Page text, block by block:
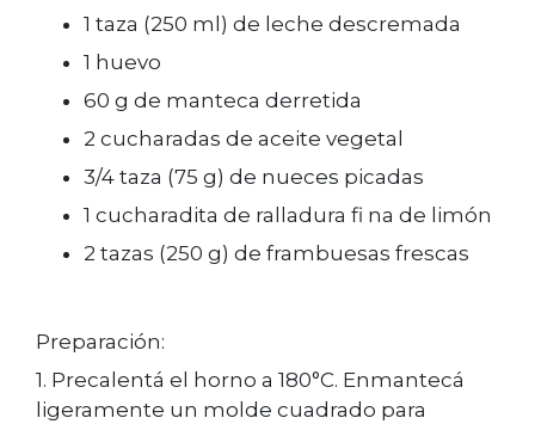
1 taza (250 ml) de leche descremada
1 huevo
60 g de manteca derretida
2 cucharadas de aceite vegetal
3/4 taza (75 g) de nueces picadas
1 cucharadita de ralladura fi na de limón
2 tazas (250 g) de frambuesas frescas
Preparación:
1. Precalentá el horno a 180°C. Enmantecá
ligeramente un molde cuadrado para